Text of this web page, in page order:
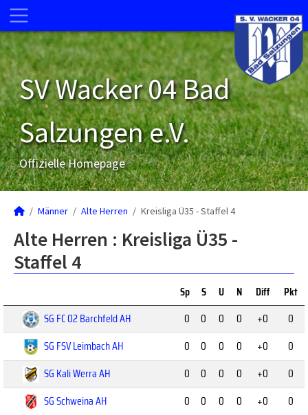
SV Wacker 04 Bad
Salzungen e.V.
Offizielle Homepage
Männer Alte Herren Kreisliga Ü35 - Staffel 4
Alte Herren : Kreisliga Ü35 -
Staffel 4
Sp S U N Diff
Pkt
SG FC 02 Barchfeld AH
0 0 0 0 +0
0
SG FSV Leimbach AH
0 0 0 0 +0
0
SG Kali Werra AH
0 0 0 0 +0
0
SG Schweina AH
0 0 0 0 +0
0